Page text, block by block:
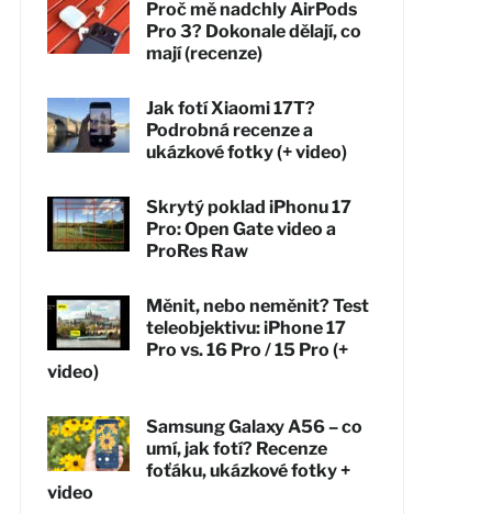
Proč mě nadchly AirPods
Pro 3? Dokonale dělají, co
mají (recenze)
Jak fotí Xiaomi 17T?
Podrobná recenze a
ukázkové fotky (+ video)
Skrytý poklad iPhonu 17
Pro: Open Gate video a
ProRes Raw
Měnit, nebo neměnit? Test
teleobjektivu: iPhone 17
Pro vs. 16 Pro / 15 Pro (+
video)
Samsung Galaxy A56 – co
umí, jak fotí? Recenze
foťáku, ukázkové fotky +
video